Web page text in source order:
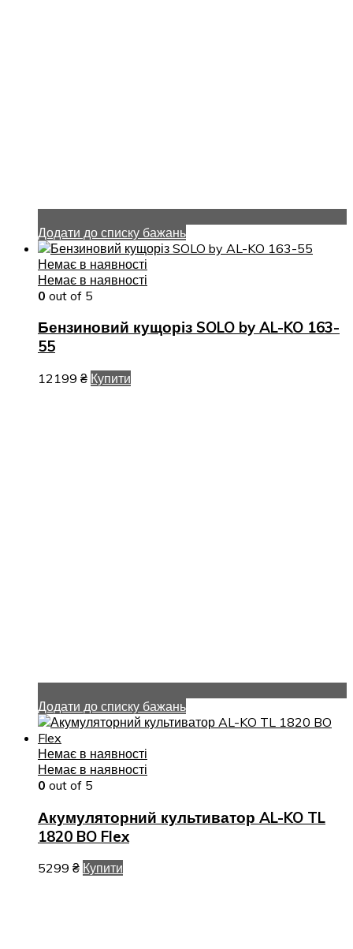
Додати до списку бажань
Немає в наявності
Немає в наявності
0 out of 5
Бензиновий кущоріз SOLO by AL-KO 163-
55
12199 ₴ Купити
Додати до списку бажань
Немає в наявності
Немає в наявності
0 out of 5
Акумуляторний культиватор AL-KO TL
1820 BO Flex
5299 ₴ Купити